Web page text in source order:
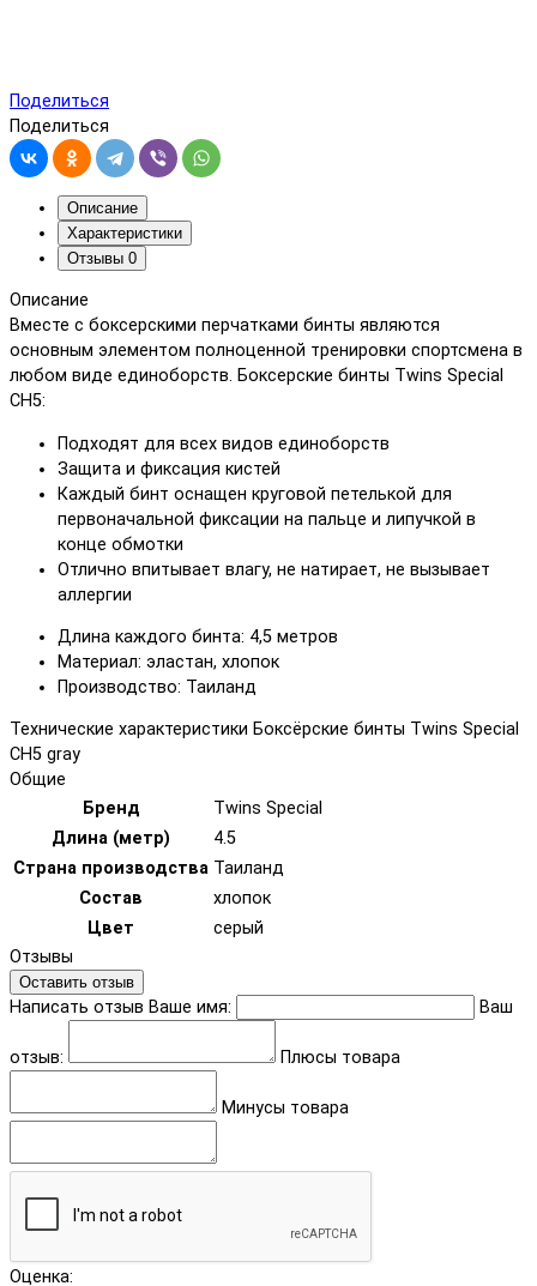
Поделиться
Поделиться
Описание
Характеристики
Отзывы 0
Описание
Вместе с боксерскими перчатками бинты являются
основным элементом полноценной тренировки спортсмена в
любом виде единоборств. Боксерские бинты Twins Special
CH5:
Подходят для всех видов единоборств
Защита и фиксация кистей
Каждый бинт оснащен круговой петелькой для
первоначальной фиксации на пальце и липучкой в
конце обмотки
Отлично впитывает влагу, не натирает, не вызывает
аллергии
Длина каждого бинта: 4,5 метров
Материал: эластан, хлопок
Производство: Таиланд
Технические характеристики Боксёрские бинты Twins Special
CH5 gray
Общие
Бренд
Twins Special
Длина (метр)
4.5
Страна производства Таиланд
Состав
хлопок
Цвет
серый
Отзывы
Оставить отзыв
Написать отзыв Ваше имя: Ваш
отзыв: Плюсы товара
Минусы товара
Оценка: